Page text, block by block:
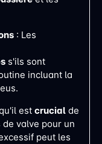
: Les
s'ils sont
incluant la
est crucial de
valve pour un
peut les